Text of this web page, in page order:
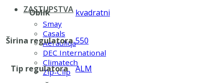
ZASTUPSTVA
Smay
Casals
Aerauliqa
DEC International
Climatech
Zip-Clip
Oblik kvadratni
Širina regulatora 550
Tip regulatora ALM